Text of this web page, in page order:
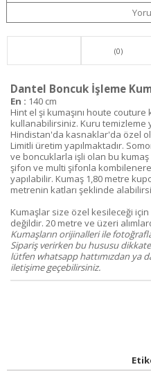
(0)
Dantel Boncuk İşleme
En : 140 cm
Hint el şi kumaşını houte
kullanabilirsiniz. Kuru temizleme
Hindistan'da kasnaklar'da özel
Limitli üretim yapılmaktadır.
ve boncuklarla işli olan bu
şifon ve multi şifonla
yapılabilir. Kumaş 1,80 metre
metrenin katları şeklinde
Kumaşlar size özel kesileceği
değildir. 20 metre ve üzeri
Kumaşların orijinalleri ile
Sipariş verirken bu hususu
lütfen whatsapp hattımızdan ya
iletişime geçebilirsiniz.